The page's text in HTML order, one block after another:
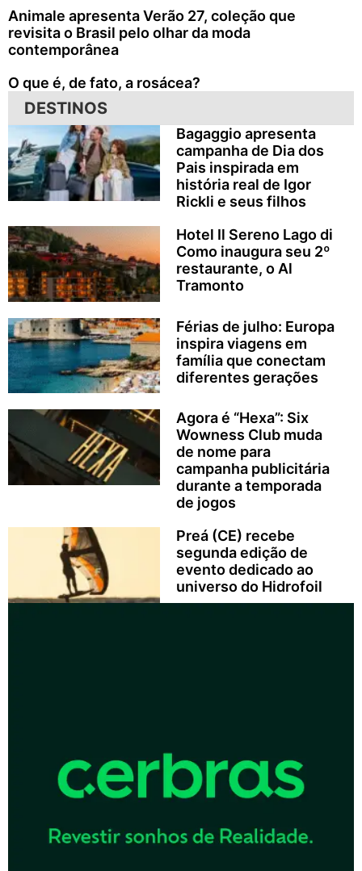
Animale apresenta Verão 27, coleção que
revisita o Brasil pelo olhar da moda
contemporânea
O que é, de fato, a rosácea?
DESTINOS
Bagaggio apresenta
campanha de Dia dos
Pais inspirada em
história real de Igor
Rickli e seus filhos
Hotel Il Sereno Lago di
Como inaugura seu 2º
restaurante, o Al
Tramonto
Férias de julho: Europa
inspira viagens em
família que conectam
diferentes gerações
Agora é “Hexa”: Six
Wowness Club muda
de nome para
campanha publicitária
durante a temporada
de jogos
Preá (CE) recebe
segunda edição de
evento dedicado ao
universo do Hidrofoil